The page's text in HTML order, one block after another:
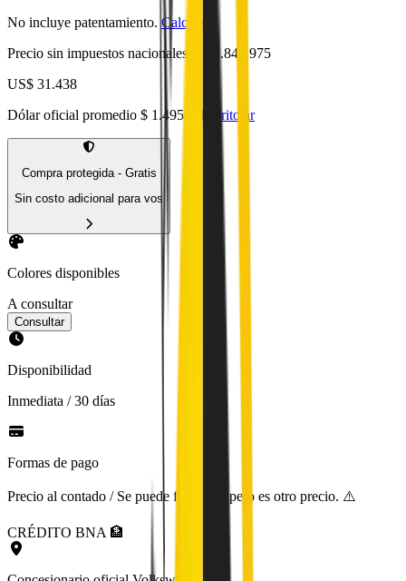
No incluye patentamiento. Calcular
Precio sin impuestos nacionales:
$ 38.842.975
US$ 31.438
Dólar oficial promedio $ 1.495 dolarito.ar
Compra protegida - Gratis
Sin costo adicional para vos
Colores disponibles
A consultar
Consultar
Disponibilidad
Inmediata / 30 días
Formas de pago
Precio al contado / Se puede financiar, pero es otro precio. ⚠️
CRÉDITO BNA 🏦